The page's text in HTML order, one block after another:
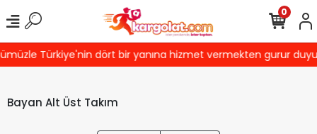
Türkiye'nin dört bir yanına hizmet vermekten gurur
0
Bayan Alt Üst Takım